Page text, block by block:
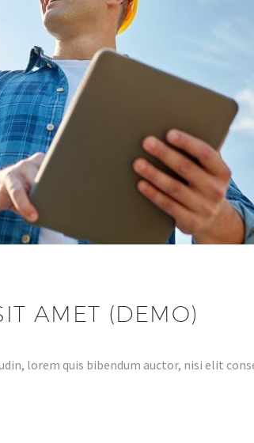
AMET (DEMO)
lorem quis bibendum auctor, nisi elit